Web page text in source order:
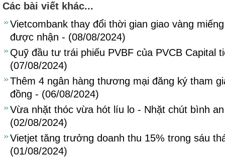
Các bài viết khác...
Vietcombank thay đổi thời gian giao vàng
được nhận - (08/08/2024)
Quỹ đầu tư trái phiếu PVBF của PVCB Capital
(07/08/2024)
Thêm 4 ngân hàng thương mại đăng ký tham
đồng - (06/08/2024)
Vừa nhặt thóc vừa hót líu lo - Nhặt chút bình
(02/08/2024)
Vietjet tăng trưởng doanh thu 15% trong sáu
(01/08/2024)